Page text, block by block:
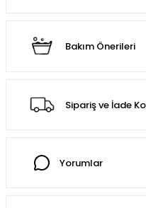
Bakım Önerileri
Sipariş ve İade
Yorumlar